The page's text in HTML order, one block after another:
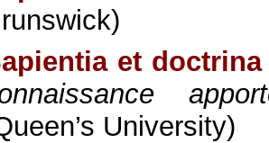
et
University)